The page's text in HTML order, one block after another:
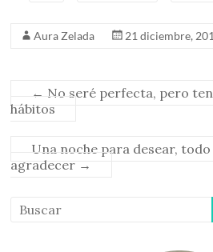
Aura Zelada 21 diciembre,
← No seré perfecta, pero
hábitos
Una noche para desear,
agradecer →